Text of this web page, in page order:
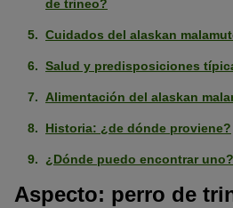
de trineo?
Cuidados del alaskan
Salud y predisposiciones
Alimentación del alaskan
Historia: ¿de dónde proviene?
¿Dónde puedo encontrar uno?
Aspecto: perro de